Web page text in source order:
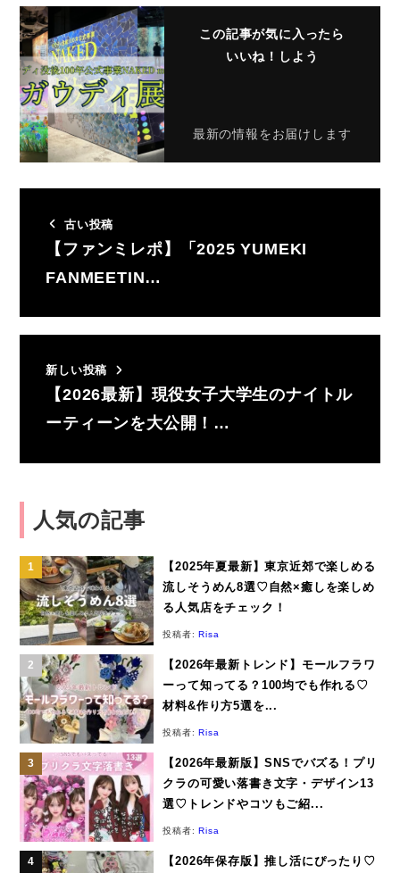
この記事が気に入ったら
いいね！しよう
最新の情報をお届けします
古い投稿
【ファンミレポ】「2025 YUMEKI
FANMEETIN…
新しい投稿
【2026最新】現役女子大学生のナイトル
ーティーンを大公開！…
人気の記事
【2025年夏最新】東京近郊で楽しめる
流しそうめん8選♡自然×癒しを楽しめ
る人気店をチェック！
投稿者:Risa
【2026年最新トレンド】モールフラワ
ーって知ってる？100均でも作れる♡
材料&作り方5選を...
投稿者:Risa
【2026年最新版】SNSでバズる！プリ
クラの可愛い落書き文字・デザイン13
選♡トレンドやコツもご紹...
投稿者:Risa
【2026年保存版】推し活にぴったり♡